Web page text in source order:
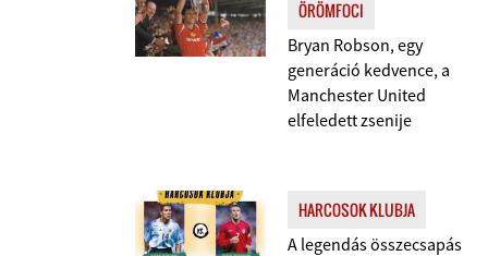
ÖRÖMFOCI
Bryan Robson, egy
generáció kedvence, a
Manchester United
elfeledett zsenije
HARCOSOK KLUBJA
A legendás összecsapás